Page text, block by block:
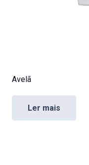
Avelã
Ler mais